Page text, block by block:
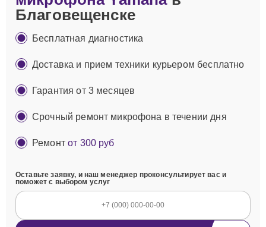
Благовещенске
Бесплатная диагностика
Доставка и прием техники курьером бесплатно
Гарантия от 3 месяцев
Срочный ремонт микрофона в течении дня
Ремонтот 300 руб
Оставьте заявку, и наш менеджер проконсультирует вас и
поможет с выбором услуг